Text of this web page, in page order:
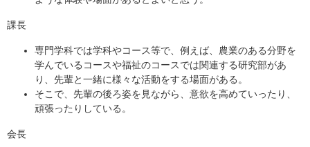
課長
専門学科では学科やコース等で、例えば、農業のある分野を
学んでいるコースや福祉のコースでは関連する研究部があ
り、先輩と一緒に様々な活動をする場面がある。
そこで、先輩の後ろ姿を見ながら、意欲を高めていったり、
頑張ったりしている。
会長